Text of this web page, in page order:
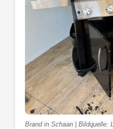
Brand in Schaan | Bildquelle: